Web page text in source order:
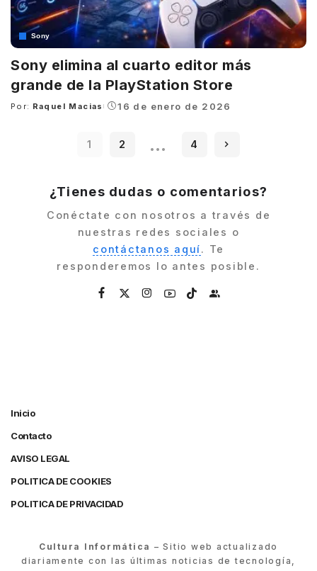
Sony
Sony elimina al cuarto editor más
grande de la PlayStation Store
Posted
Por: Raquel Macias 16 de enero de 2026
1 2 … 4
¿Tienes dudas o comentarios?
Conéctate con nosotros a través de
nuestras redes sociales o
contáctanos aquí. Te
responderemos lo antes posible.
Inicio
Contacto
AVISO LEGAL
POLITICA DE COOKIES
POLITICA DE PRIVACIDAD
Cultura Informática – Sitio web actualizado
diariamente con las últimas noticias de tecnología,